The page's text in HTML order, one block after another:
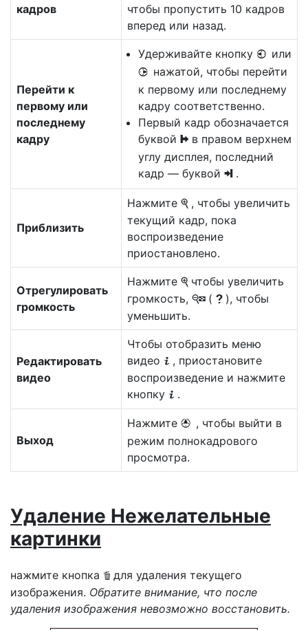
кадров
чтобы пропустить 10 кадров
вперед или назад.
Перейти к
первому или
последнему
кадру
Удерживайте кнопку 4 или
2 нажатой, чтобы перейти
к первому или последнему
кадру соответственно.
Первый кадр обозначается
буквой h в правом верхнем
углу дисплея, последний
кадр — буквой i .
Приблизить
Нажмите X , чтобы увеличить
текущий кадр, пока
воспроизведение
приостановлено.
Отрегулировать
громкость
Нажмите X чтобы увеличить
громкость, W ( Q ), чтобы
уменьшить.
Редактировать
видео
Чтобы отобразить меню
видео i , приостановите
воспроизведение и нажмите
кнопку i .
Выход
Нажмите 1 , чтобы выйти в
режим полнокадрового
просмотра.
Удаление Нежелательные
картинки
нажмите кнопка O для удаления текущего
изображения. Обратите внимание, что после
удаления изображения невозможно восстановить.